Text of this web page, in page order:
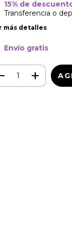
15% de
Transferencia o
más detalles
Envío gratis